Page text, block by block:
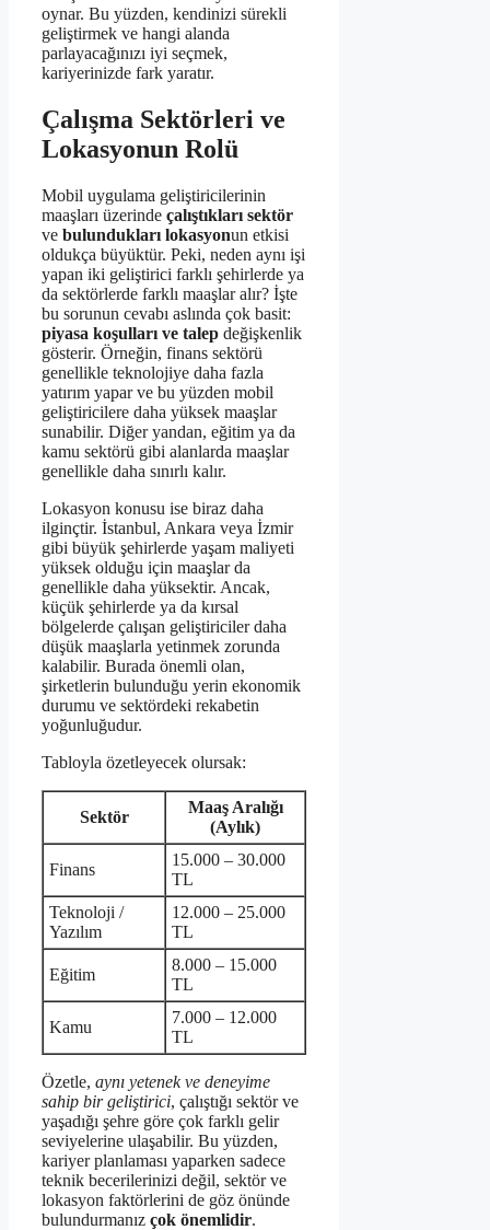
oynar. Bu yüzden, kendinizi sürekli
geliştirmek ve hangi alanda
parlayacağınızı iyi seçmek,
kariyerinizde fark yaratır.
Çalışma Sektörleri ve
Lokasyonun Rolü
Mobil uygulama geliştiricilerinin
maaşları üzerinde çalıştıkları sektör
ve bulundukları lokasyonun etkisi
oldukça büyüktür. Peki, neden aynı işi
yapan iki geliştirici farklı şehirlerde ya
da sektörlerde farklı maaşlar alır? İşte
bu sorunun cevabı aslında çok basit:
piyasa koşulları ve talep değişkenlik
gösterir. Örneğin, finans sektörü
genellikle teknolojiye daha fazla
yatırım yapar ve bu yüzden mobil
geliştiricilere daha yüksek maaşlar
sunabilir. Diğer yandan, eğitim ya da
kamu sektörü gibi alanlarda maaşlar
genellikle daha sınırlı kalır.
Lokasyon konusu ise biraz daha
ilginçtir. İstanbul, Ankara veya İzmir
gibi büyük şehirlerde yaşam maliyeti
yüksek olduğu için maaşlar da
genellikle daha yüksektir. Ancak,
küçük şehirlerde ya da kırsal
bölgelerde çalışan geliştiriciler daha
düşük maaşlarla yetinmek zorunda
kalabilir. Burada önemli olan,
şirketlerin bulunduğu yerin ekonomik
durumu ve sektördeki rekabetin
yoğunluğudur.
Tabloyla özetleyecek olursak:
Sektör
Maaş Aralığı
(Aylık)
Finans
15.000 – 30.000
TL
Teknoloji /
Yazılım
12.000 – 25.000
TL
Eğitim
8.000 – 15.000
TL
Kamu
7.000 – 12.000
TL
Özetle, aynı yetenek ve deneyime
sahip bir geliştirici, çalıştığı sektör ve
yaşadığı şehre göre çok farklı gelir
seviyelerine ulaşabilir. Bu yüzden,
kariyer planlaması yaparken sadece
teknik becerilerinizi değil, sektör ve
lokasyon faktörlerini de göz önünde
bulundurmanız çok önemlidir.